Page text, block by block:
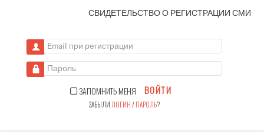
СВИДЕТЕЛЬСТВО О РЕГИСТРАЦИИСМИ
Email при регистрации
Пароль
ЗАПОМНИТЬ МЕНЯ ВОЙТИ
ЗАБЫЛИ ЛОГИН/ПАРОЛЬ?